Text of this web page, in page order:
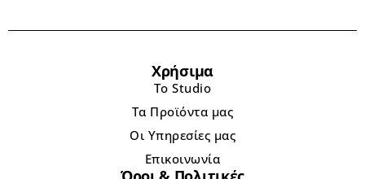
Χρήσιμα
Το Studio
Τα Προϊόντα μας
Οι Υπηρεσίες μας
Επικοινωνία